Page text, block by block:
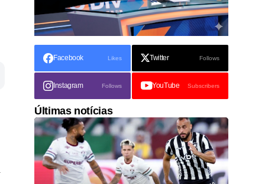
Facebook Likes Twitter Follows
Instagram Follows YouTube Subscribers
Últimas notícias